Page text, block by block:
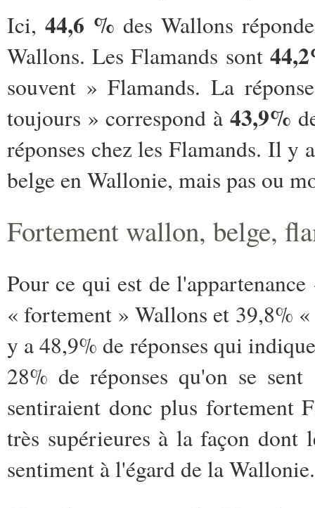
Ici, 44,6 % des Wallons
Wallons. Les Flamands sont
souvent » Flamands. La
toujours » correspond à 43,9%
réponses chez les Flamands. Il
belge en Wallonie, mais pas ou
Fortement wallon, belge,
Pour ce qui est de
« fortement » Wallons et 39,8%
y a 48,9% de réponses qui
28% de réponses qu'on se
sentiraient donc plus fortement
très supérieures à la façon
sentiment à l'égard de la Wallonie.